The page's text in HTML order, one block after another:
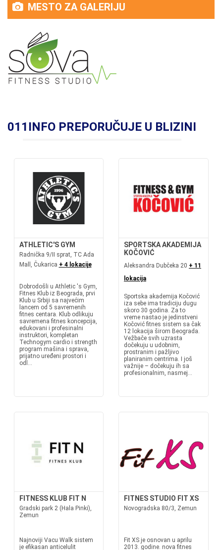
MESTO ZA GALERIJU
011INFO PREPORUČUJE U BLIZINI
ATHLETIC'S GYM
Radnička 9/II sprat, TC Ada
Mall, Čukarica + 4 lokacije
Dobrodošli u Athletic 's Gym,
Fitnes Klub iz Beograda, prvi
Klub u Srbiji sa najvećim
lancem od 5 savremenih
fitnes centara. Klub odlikuju
savremena fitnes koncepcija,
edukovani i profesinalni
instruktori, kompletan
Technogym cardio i strength
program mašina i sprava,
prijatno uređeni prostori i
odl...
SPORTSKA AKADEMIJA
KOČOVIĆ
Aleksandra Dubčeka 20 + 11
lokacija
Sportska akademija Kočović
iza sebe ima tradiciju dugu
skoro 30 godina. Za to
vreme nastao je jedinstveni
Kočović fitnes sistem sa čak
12 lokacija širom Beograda.
Vežbače svih uzrasta
dočekuju u udobnim,
prostranim i pažljivo
planiranim centrima. I još
važnije – dočekuju ih sa
profesionalnim, nasmej...
FITNESS KLUB FIT N
Gradski park 2 (Hala Pinki),
Zemun
Najnoviji Vacu Walk sistem
je efikasan anticelulit
FITNES STUDIO FIT XS
Novogradska 80/3, Zemun
Fit XS je osnovan u aprilu
2013. godine. nova fitnes